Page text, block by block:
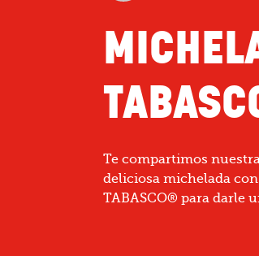
Te compartimos
deliciosa michelada
TABASCO® para darle